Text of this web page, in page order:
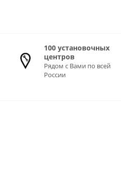
100 установочных
центров
Рядом с Вами по всей
России